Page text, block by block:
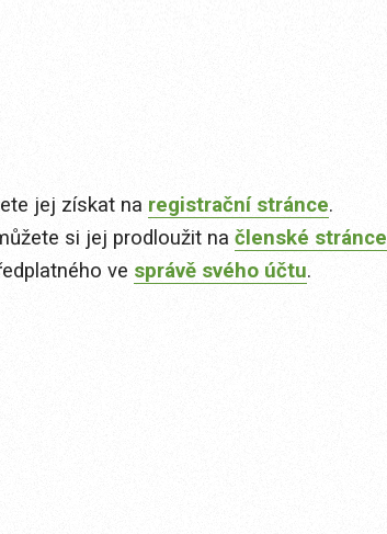
jej získat na registrační stránce.
si jej prodloužit na členské stránce
ve správě svého účtu.